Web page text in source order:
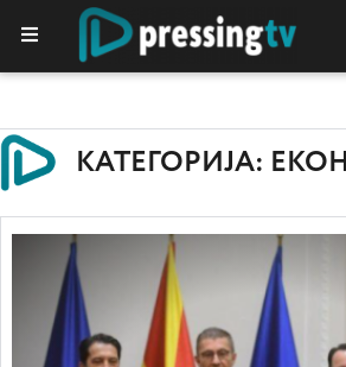
КАТЕГОРИЈА: